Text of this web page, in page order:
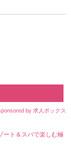
by 求人ボックス
ート＆スパで楽しむ極